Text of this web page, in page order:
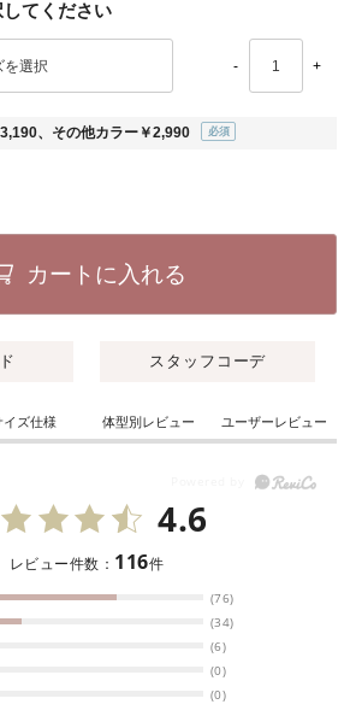
してください
- +
、その他カラー￥2,990
カートに入れる
スタッフコーデ
イズ仕様 体型別レビュー ユーザーレビュー
4.6
レビュー件数： 116件
(76)
(34)
(6)
(0)
(0)